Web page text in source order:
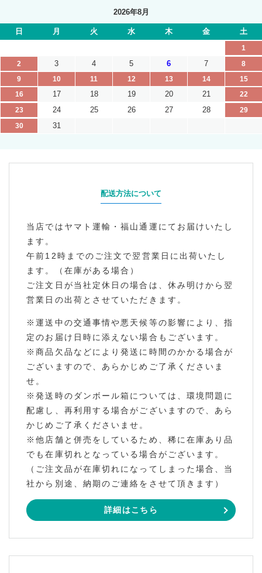
2026年8月
日 月 火 水 木 金 土
1
2
3 4 5 6 7
8
9
10 11 12 13 14
15
16
17 18 19 20 21
22
23
24 25 26 27 28
29
30
31
配送方法について
当店ではヤマト運輸・福山通運にてお届けいたし
ます。
午前12時までのご注文で翌営業日に出荷いたし
ます。（在庫がある場合）
ご注文日が当社定休日の場合は、休み明けから翌
営業日の出荷とさせていただきます。
※運送中の交通事情や悪天候等の影響により、指
定のお届け日時に添えない場合もございます。
※商品欠品などにより発送に時間のかかる場合が
ございますので、あらかじめご了承くださいま
せ。
※発送時のダンボール箱については、環境問題に
配慮し、再利用する場合がございますので、あら
かじめご了承くださいませ。
※他店舗と併売をしているため、稀に在庫あり品
でも在庫切れとなっている場合がございます。
（ご注文品が在庫切れになってしまった場合、当
社から別途、納期のご連絡をさせて頂きます）
詳細はこちら